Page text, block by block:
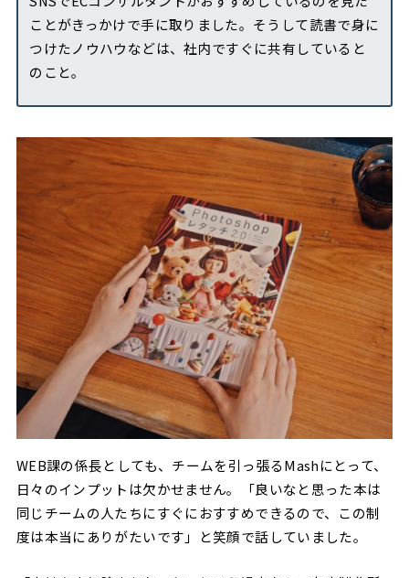
ことがきっかけで手に取りました。そうして読書で身に
つけたノウハウなどは、社内ですぐに共有していると
のこと。
WEB課の係長としても、チームを引っ張るMashにとって、
日々のインプットは欠かせません。「良いなと思った本は
同じチームの人たちにすぐにおすすめできるので、この制
度は本当にありがたいです」と笑顔で話していました。